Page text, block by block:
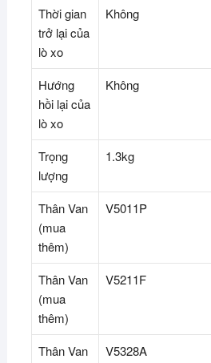
Thời gian
trở lại của
lò xo
Không
Hướng
hồi lại của
lò xo
Không
Trọng
lượng
1.3kg
Thân Van
(mua
thêm)
V5011P
Thân Van
(mua
thêm)
V5211F
Thân Van
V5328A